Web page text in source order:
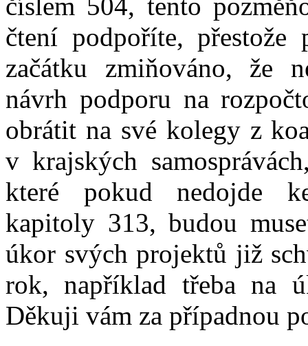
čtení podpoříte, přestože
začátku zmiňováno, že
návrh podporu na
obrátit na své kolegy z
v krajských
které pokud nedojde
kapitoly 313, budou
úkor svých projektů již
rok, například třeba na
Děkuji vám za případnou